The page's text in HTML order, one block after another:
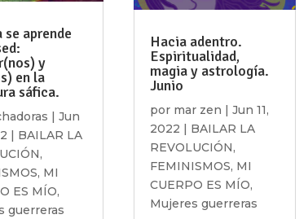
se aprende
y
en la
sáfica.
|Jun
BAILAR LA
,
, MI
ES MÍO,
guerreras
Hacia adentro.
Espiritualidad,
magia y astrología.
Junio
por mar zen
Jun 11,
2022
BAILAR LA
REVOLUCIÓN,
FEMINISMOS, MI
CUERPO ES MÍO,
Mujeres guerreras